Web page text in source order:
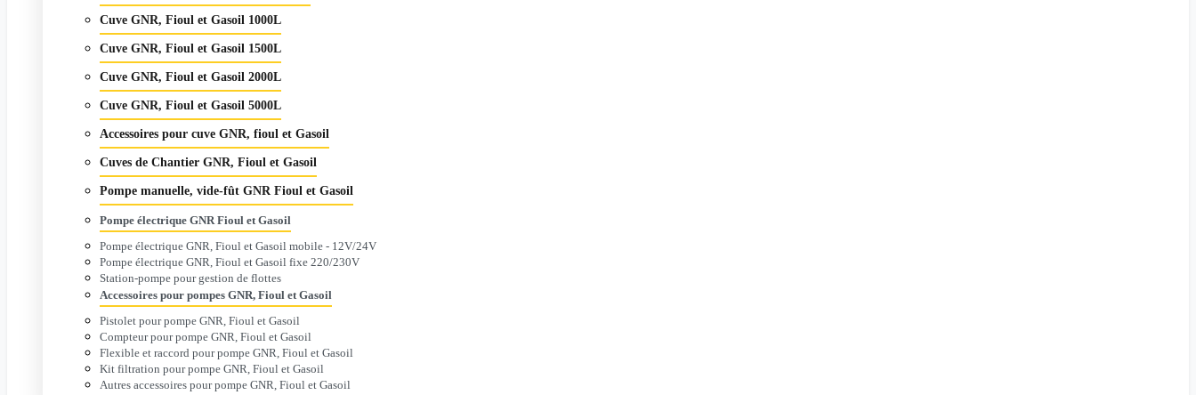
Cuve GNR, Fioul et Gasoil 1000L
Cuve GNR, Fioul et Gasoil 1500L
Cuve GNR, Fioul et Gasoil 2000L
Cuve GNR, Fioul et Gasoil 5000L
Accessoires pour cuve GNR, fioul et Gasoil
Cuves de Chantier GNR, Fioul et Gasoil
Pompe manuelle, vide-fût GNR Fioul et Gasoil
Pompe électrique GNR Fioul et Gasoil
Pompe électrique GNR, Fioul et Gasoil mobile - 12V/24V
Pompe électrique GNR, Fioul et Gasoil fixe 220/230V
Station-pompe pour gestion de flottes
Accessoires pour pompes GNR, Fioul et Gasoil
Pistolet pour pompe GNR, Fioul et Gasoil
Compteur pour pompe GNR, Fioul et Gasoil
Flexible et raccord pour pompe GNR, Fioul et Gasoil
Kit filtration pour pompe GNR, Fioul et Gasoil
Autres accessoires pour pompe GNR, Fioul et Gasoil